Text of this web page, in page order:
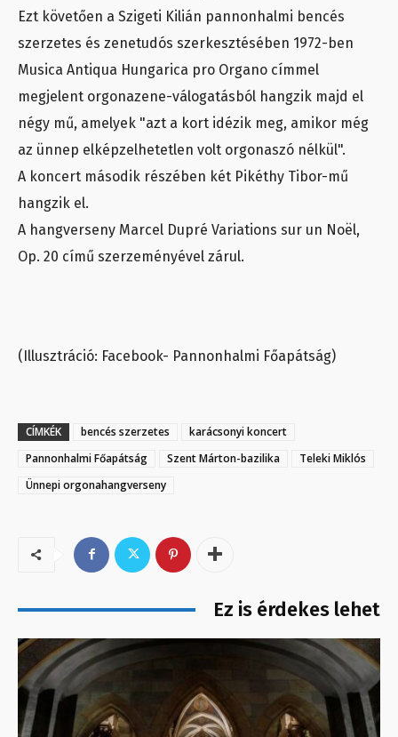
Ezt követően a Szigeti Kilián pannonhalmi bencés
szerzetes és zenetudós szerkesztésében 1972-ben
Musica Antiqua Hungarica pro Organo címmel
megjelent orgonazene-válogatásból hangzik majd el
négy mű, amelyek "azt a kort idézik meg, amikor még
az ünnep elképzelhetetlen volt orgonaszó nélkül".
A koncert második részében két Pikéthy Tibor-mű
hangzik el.
A hangverseny Marcel Dupré Variations sur un Noël,
Op. 20 című szerzeményével zárul.
(Illusztráció: Facebook- Pannonhalmi Főapátság)
CÍMKÉK bencés szerzetes
karácsonyi koncert
Pannonhalmi Főapátság
Szent Márton-bazilika
Teleki Miklós
Ünnepi orgonahangverseny
Ez is érdekes lehet